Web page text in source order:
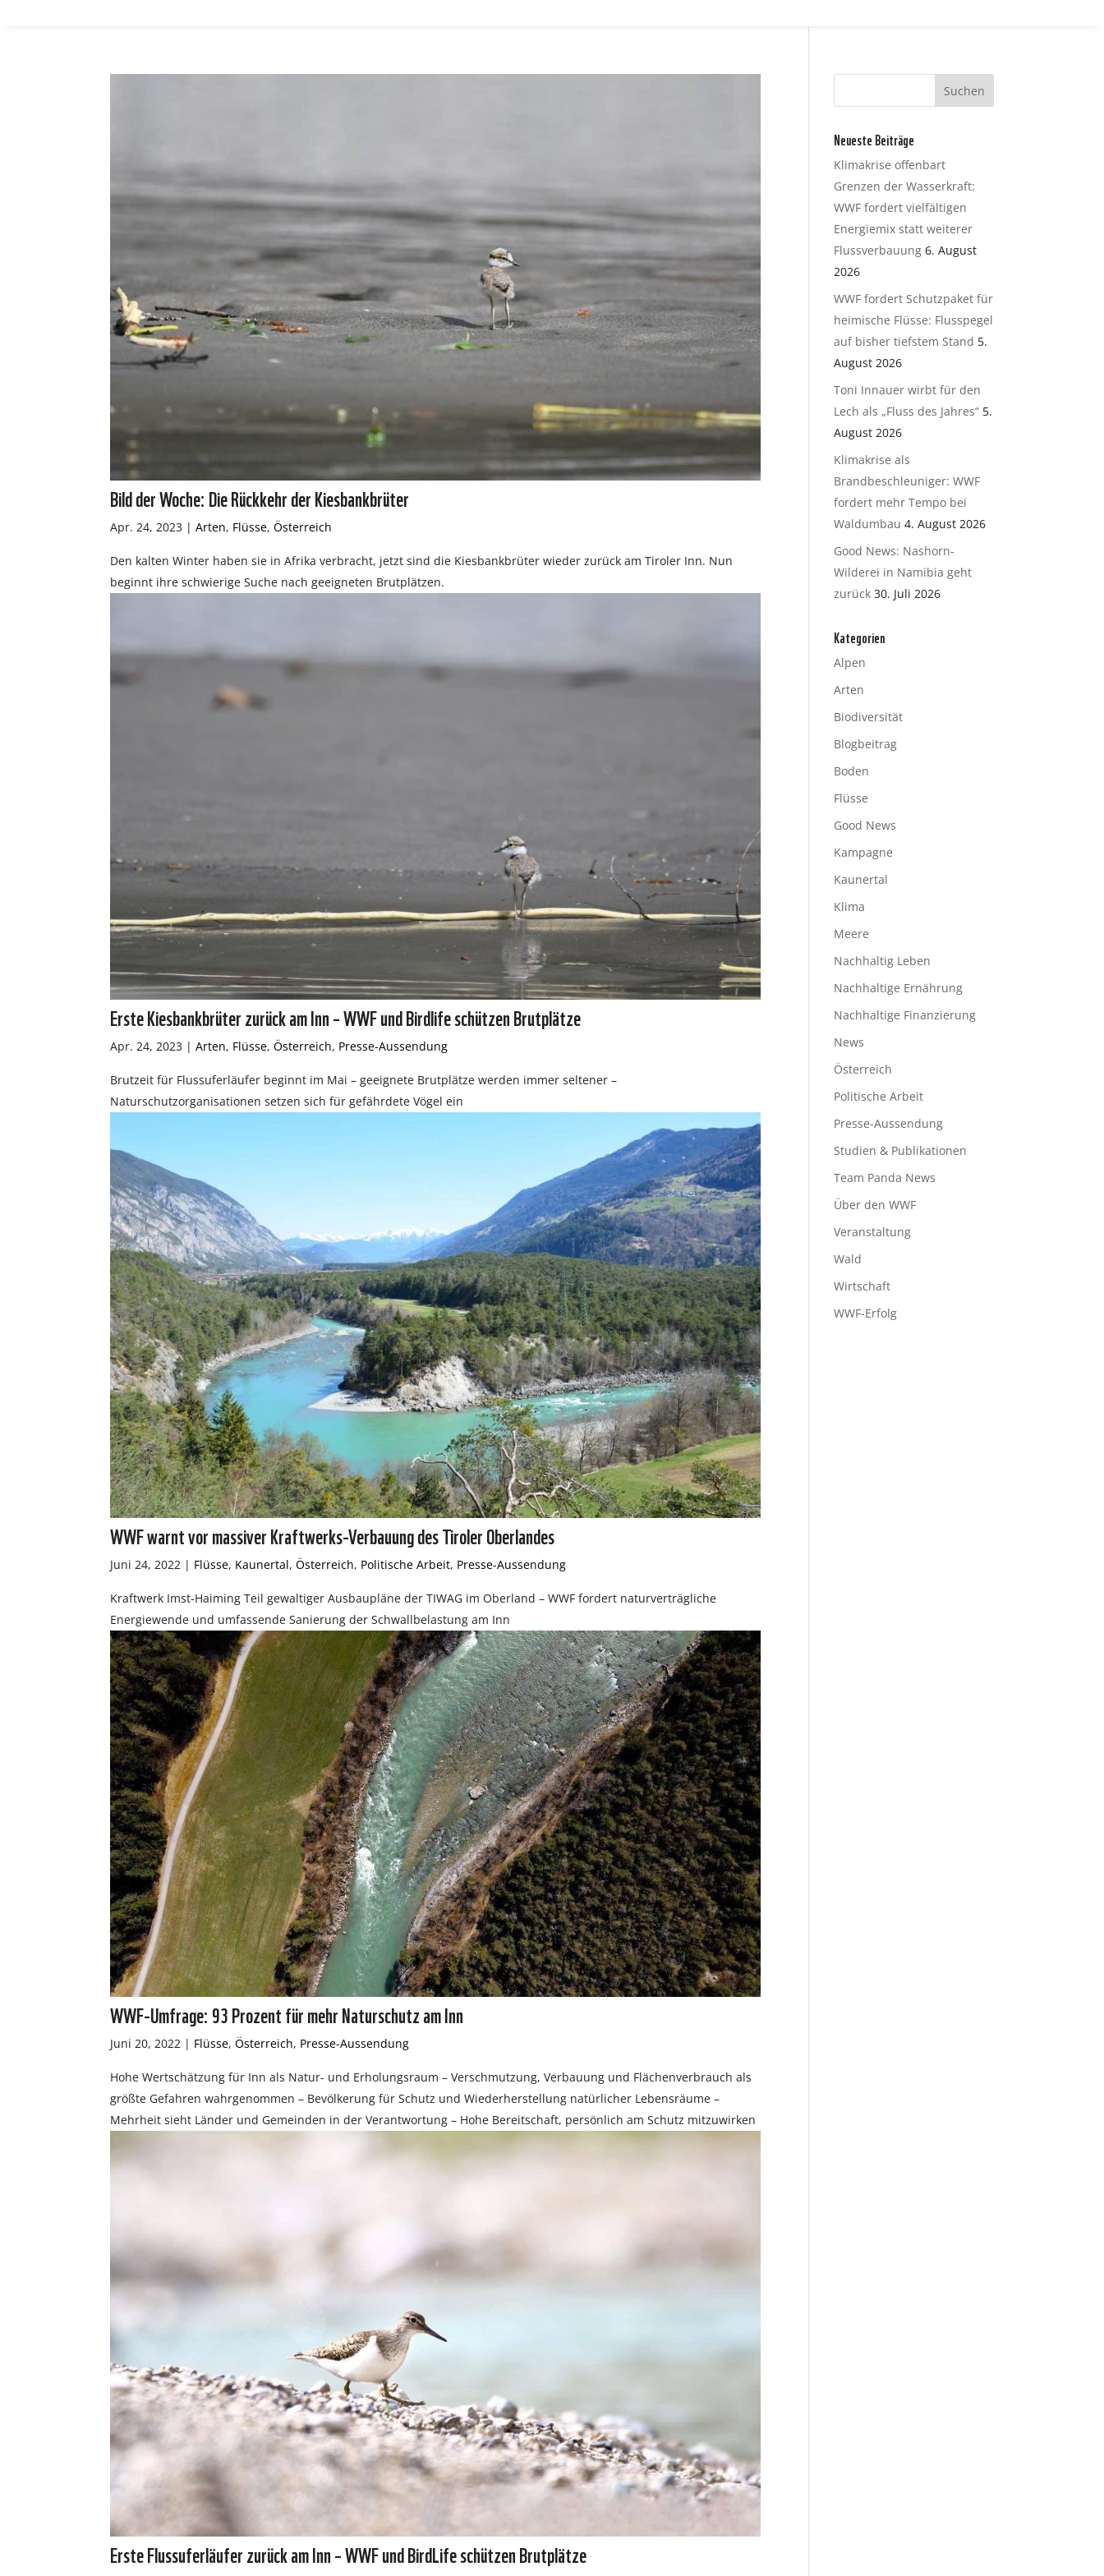
Bild der Woche: Die Rückkehr der Kiesbankbrüter
Apr. 24, 2023 |Arten, Flüsse,Österreich
Den kalten Winter haben sie in Afrika verbracht, jetzt sind die Kiesbankbrüter wieder zurück am Tiroler Inn. Nun
beginnt ihre schwierige Suche nach geeigneten Brutplätzen.
Erste Kiesbankbrüter zurück am Inn – WWF und Birdlife schützen Brutplätze
Apr. 24, 2023 |Arten, Flüsse,Österreich, Presse-Aussendung
Brutzeit für Flussuferläufer beginnt im Mai – geeignete Brutplätze werden immer seltener –
Naturschutzorganisationen setzen sich für gefährdete Vögel ein
WWF warnt vor massiver Kraftwerks-Verbauung des Tiroler Oberlandes
Juni 24, 2022 | Flüsse, Kaunertal,Österreich, Politische Arbeit, Presse-Aussendung
Kraftwerk Imst-Haiming Teil gewaltiger Ausbaupläne der TIWAG im Oberland – WWF fordert naturverträgliche
Energiewende und umfassende Sanierung der Schwallbelastung am Inn
WWF-Umfrage: 93 Prozent für mehr Naturschutz am Inn
Juni 20, 2022 | Flüsse,Österreich, Presse-Aussendung
Hohe Wertschätzung für Inn als Natur- und Erholungsraum – Verschmutzung, Verbauung und Flächenverbrauch als
größte Gefahren wahrgenommen – Bevölkerung für Schutz und Wiederherstellung natürlicher Lebensräume –
Mehrheit sieht Länder und Gemeinden in der Verantwortung – Hohe Bereitschaft, persönlich am Schutz mitzuwirken
Erste Flussuferläufer zurück am Inn – WWF und BirdLife schützen Brutplätze
Neueste Beiträge
Klimakrise offenbart
Grenzen der Wasserkraft:
WWF fordert vielfältigen
Energiemix statt weiterer
Flussverbauung 6. August
2026
WWF fordert Schutzpaket für
heimische Flüsse: Flusspegel
auf bisher tiefstem Stand 5.
August 2026
Toni Innauer wirbt für den
Lech als „Fluss des Jahres“ 5.
August 2026
Klimakrise als
Brandbeschleuniger: WWF
fordert mehr Tempo bei
Waldumbau 4. August 2026
Good News: Nashorn-
Wilderei in Namibia geht
zurück 30. Juli 2026
Kategorien
Alpen
Arten
Biodiversität
Blogbeitrag
Boden
Flüsse
Good News
Kampagne
Kaunertal
Klima
Meere
Nachhaltig Leben
Nachhaltige Ernährung
Nachhaltige Finanzierung
News
Österreich
Politische Arbeit
Presse-Aussendung
Studien & Publikationen
Team Panda News
Über den WWF
Veranstaltung
Wald
Wirtschaft
WWF-Erfolg